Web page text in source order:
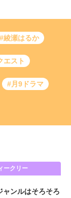
#綾瀬はるか
エスト
#月9ドラマ
ークリー
ャンルはそろそろ